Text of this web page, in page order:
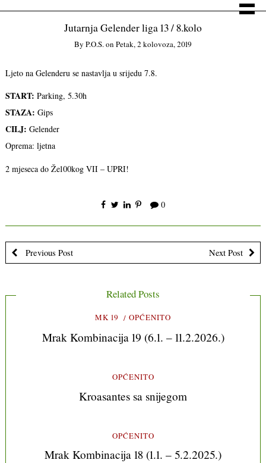
Jutarnja Gelender liga 13 / 8.kolo
By P.o.s.on Petak, 2 kolovoza, 2019
Ljeto na Gelenderu se nastavlja u srijedu 7.8.
START: Parking, 5.30h
STAZA: Gips
CILJ: Gelender
Oprema: ljetna
2 mjeseca do Že100kog VII – UPRI!
0
Previous Post Next Post
Related Posts
MK 19 OPĆENITO
Mrak Kombinacija 19 (6.1. – 11.2.2026.)
OPĆENITO
Kroasantes sa snijegom
OPĆENITO
Mrak Kombinacija 18 (1.1. – 5.2.2025.)